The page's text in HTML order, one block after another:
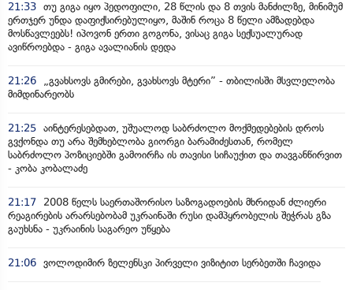
21:33 თუ გიგა იყო პედოფილი, 28 წლის და 8 თვის მანძილზე, მინიმუმ
ერთჯერ უნდა დაფიქსირებულიყო, მაშინ როცა 8 წელი ამზადებდა
მოსწავლეებს! იპოვონ ერთი გოგონა, ვისაც გიგა სექსუალურად
ავიწროებდა - გიგა ავალიანის დედა
21:26
„გვახსოვს გმირები, გვახსოვს მტერი” - თბილისში მსვლელობა
მიმდინარეობს
21:25 აინტერესებდათ, უშუალოდ საბრძოლო მოქმედებების დროს
გვქონდა თუ არა შემხებლობა გიორგი ბარამიძესთან, რომელ
საბრძოლო პოზიციებში გამოირჩა ის თავისი სიჩაუქით და თავგანწირვით
- კობა კობალაძე
21:17
2008 წელს საერთაშორისო საზოგადოების მხრიდან ძლიერი
რეაგირების არარსებობამ უკრაინაში რუსი დამპყრობელის შეჭრას გზა
გაუხსნა - უკრაინის საგარეო უწყება
21:06 ვოლოდიმირ ზელენსკი პირველი ვიზიტით სერბეთში ჩავიდა